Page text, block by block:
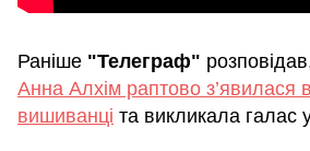
Раніше "Телеграф"
Анна Алхім раптово з’явилася в
вишиванці та викликала галас